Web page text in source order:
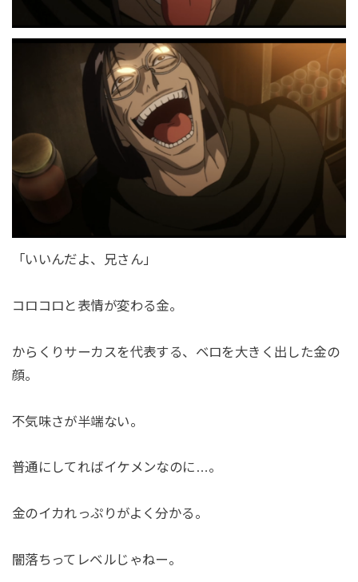
「いいんだよ、兄さん」
コロコロと表情が変わる金。
からくりサーカスを代表する、ベロを大きく出した金の
顔。
不気味さが半端ない。
普通にしてればイケメンなのに…。
金のイカれっぷりがよく分かる。
闇落ちってレベルじゃねー。